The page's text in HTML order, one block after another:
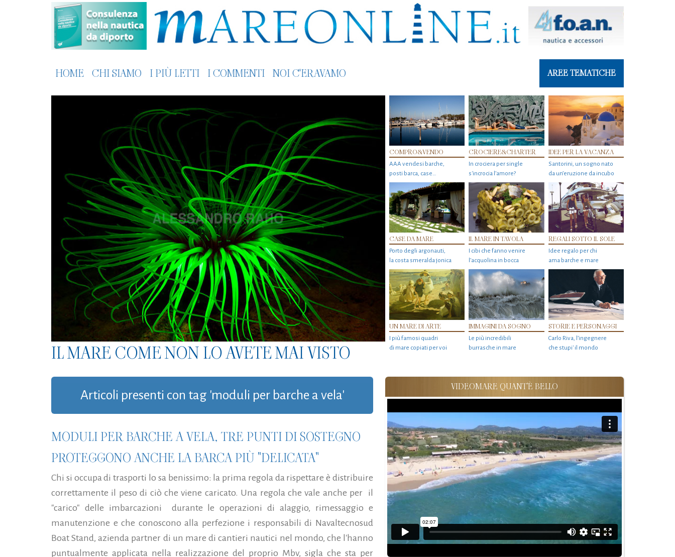
HOME CHI SIAMO I PIÙ LETTI I COMMENTI NOI C'ERAVAMO AREE TEMATICHE
IL MARE COME NON LO AVETE MAI VISTO
COMPRO&VENDO
AAA vendesi barche,
posti barca, case…
CROCIERE&CHARTER
In crociera per single
s'incrocia l’amore?
IDEE PER LA VACANZA
Santorini, un sogno nato
da un’eruzione da incubo
CASE DA MARE
Porto degli argonauti,
la costa smeralda jonica
IL MARE IN TAVOLA
I cibi che fanno venire
l’acquolina in bocca
REGALI SOTTO IL SOLE
Idee regalo per chi
ama barche e mare
UN MARE DI ARTE
I più famosi quadri
di mare copiati per voi
IMMAGINI DA SOGNO
Le più incredibili
burrasche in mare
STORIE E PERSONAGGI
Carlo Riva, l’ingegnere
che stupi' il mondo
Articoli presenti con tag 'moduli per barche a vela'
MODULI PER BARCHE A VELA, TRE PUNTI DI SOSTEGNO
PROTEGGONO ANCHE LA BARCA PIÙ "DELICATA"
Chi si occupa di trasporti lo sa benissimo: la prima regola da rispettare è distribuire
correttamente il peso di ciò che viene caricato. Una regola che vale anche per il
"carico" delle imbarcazioni durante le operazioni di alaggio, rimessaggio e
manutenzione e che conoscono alla perfezione i responsabili di Navaltecnosud
Boat Stand, azienda partner di un mare di cantieri nautici nel mondo, che l'hanno
puntualmente applicata nella realizzazione del proprio Mbv, sigla che sta per
VIDEOMARE QUANT'È BELLO